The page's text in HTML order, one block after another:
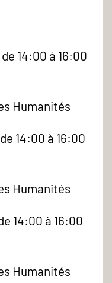
14:00 à 16:00
Humanités
14:00 à 16:00
Humanités
14:00 à 16:00
Humanités